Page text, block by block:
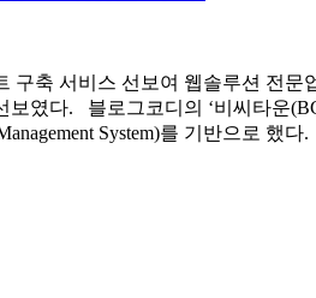
구축 서비스 선보여 웹솔루션 전
였다. 블로그코디의 ‘비씨타운
System)를 기반으로 했